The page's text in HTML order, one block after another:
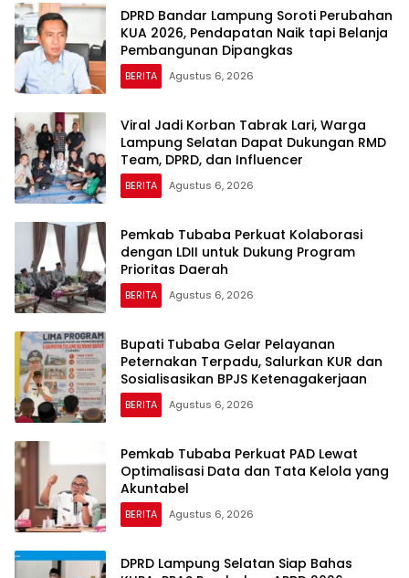
DPRD Bandar Lampung Soroti Perubahan
KUA 2026, Pendapatan Naik tapi Belanja
Pembangunan Dipangkas
BERITA Agustus 6, 2026
Viral Jadi Korban Tabrak Lari, Warga
Lampung Selatan Dapat Dukungan RMD
Team, DPRD, dan Influencer
BERITA Agustus 6, 2026
Pemkab Tubaba Perkuat Kolaborasi
dengan LDII untuk Dukung Program
Prioritas Daerah
BERITA Agustus 6, 2026
Bupati Tubaba Gelar Pelayanan
Peternakan Terpadu, Salurkan KUR dan
Sosialisasikan BPJS Ketenagakerjaan
BERITA Agustus 6, 2026
Pemkab Tubaba Perkuat PAD Lewat
Optimalisasi Data dan Tata Kelola yang
Akuntabel
BERITA Agustus 6, 2026
DPRD Lampung Selatan Siap Bahas